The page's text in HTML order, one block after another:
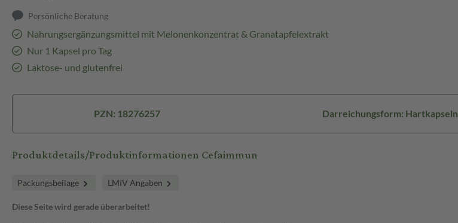
Persönliche Beratung
Nahrungsergänzungsmittel mit Melonenkonzentrat & Granatapfelextrakt
Nur 1 Kapsel pro Tag
Laktose- und glutenfrei
PZN: 18276257 Darreichungsform: Hartkapseln
Produktdetails/Produktinformationen Cefaimmun
Packungsbeilage LMIV Angaben
Diese Seite wird gerade überarbeitet!